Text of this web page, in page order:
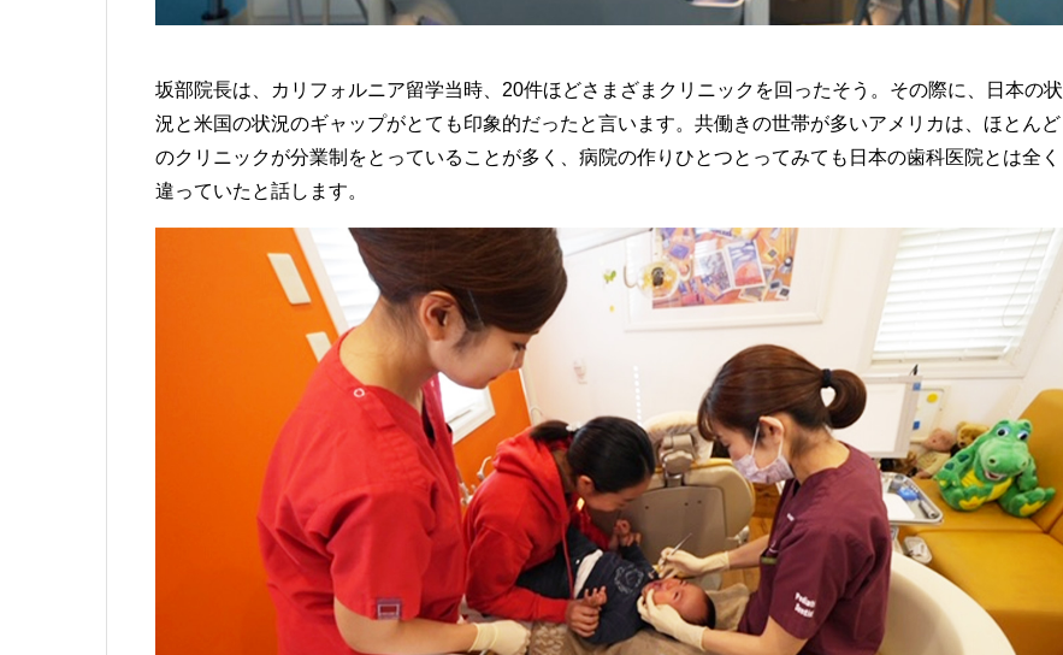
坂部院長は、カリフォルニア留学当時、 20件ほどさまざまクリニックを回ったそう。その際に、日本の状
況と米国の状況のギャップがとても印象的だったと言います。共働きの世帯が多いアメリカは、ほとんど
のクリニックが分業制をとっていること が多く、 病院の作りひとつとってみても日本の歯科医院とは全く
違っていたと話します。